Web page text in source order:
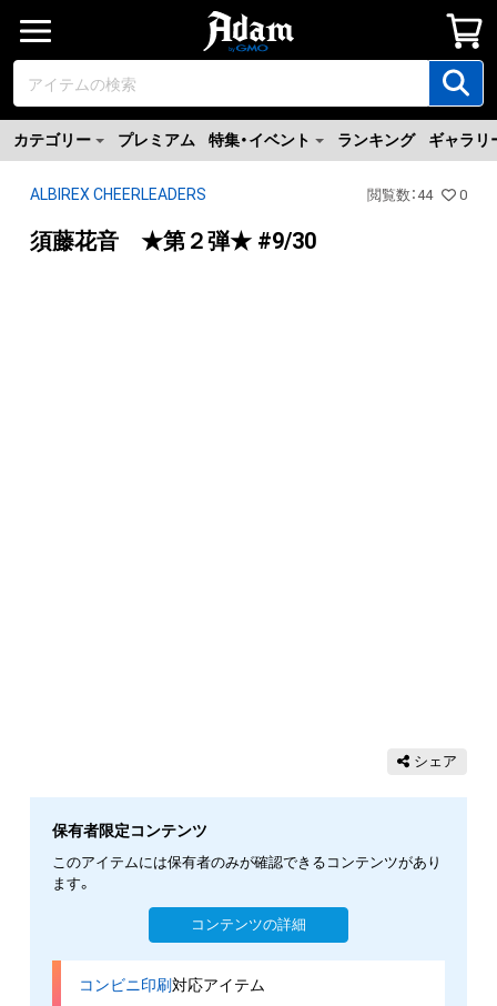
カテゴリー プレミアム 特集・イベント ランキング ギャラリ
ALBIREX CHEERLEADERS 閲覧数 ：44 0
須藤花音 ★第２弾★ #9/30
シェア
保有者限定コンテンツ
このアイテムには保有者のみが確認できるコンテンツがあり
ます。
コンテンツの詳細
コンビニ印刷対応アイテム